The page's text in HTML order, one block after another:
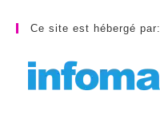
Ce site est hébergé par: